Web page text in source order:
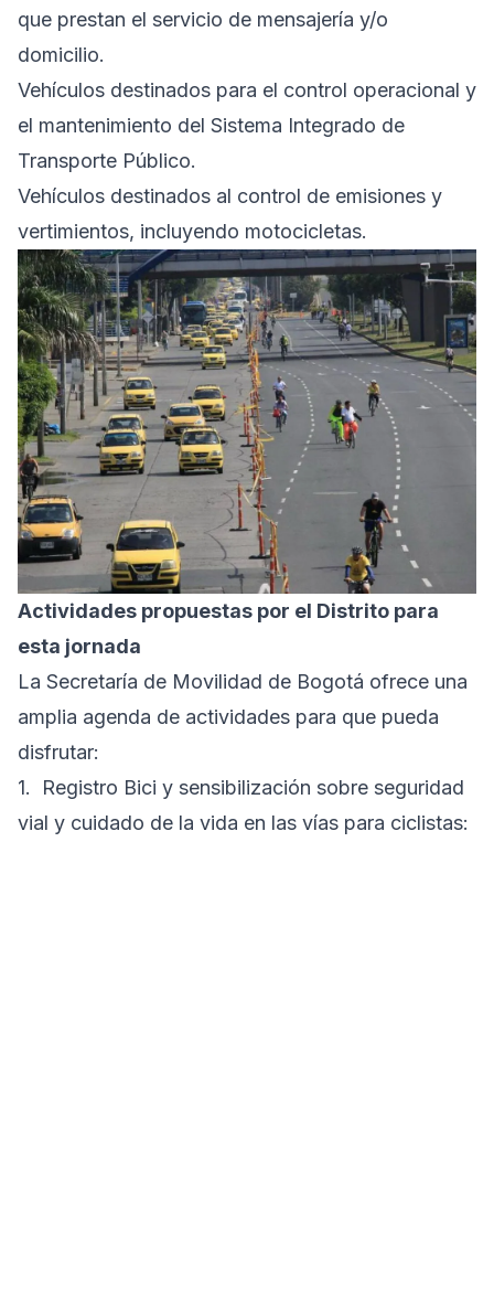
que prestan el servicio de mensajería y/o
domicilio.
Vehículos destinados para el control operacional y
el mantenimiento del Sistema Integrado de
Transporte Público.
Vehículos destinados al control de emisiones y
vertimientos, incluyendo motocicletas.
Actividades propuestas por el Distrito para
esta jornada
La Secretaría de Movilidad de Bogotá ofrece una
amplia agenda de actividades para que pueda
disfrutar:
1. Registro Bici y sensibilización sobre seguridad
vial y cuidado de la vida en las vías para ciclistas: